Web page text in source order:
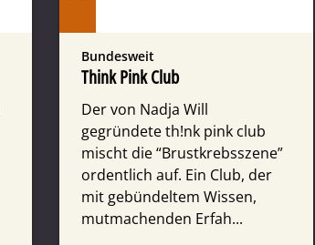
Bundesweit
Think Pink Club
Der von Nadja Will
gegründete th!nk pink club
mischt die “Brustkrebsszene”
ordentlich auf. Ein Club, der
mit gebündeltem Wissen,
mutmachenden Erfah...